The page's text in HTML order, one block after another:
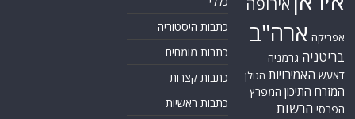
אפריקה ארה"ב
בריטניה גרמניה
דאעש האמירויות הגולן
המזרח התיכון המפרץ
הפרסי הרשות
כתבות היסטוריה
כתבות מומחים
כתבות קצרות
כתבות ראשיות